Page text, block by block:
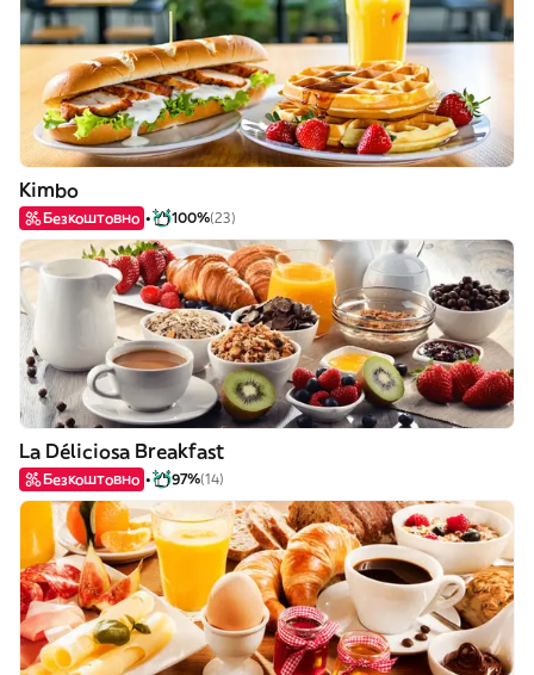
Kimbo
Безкоштовно 100%(23)
La Déliciosa Breakfast
Безкоштовно 97%(14)